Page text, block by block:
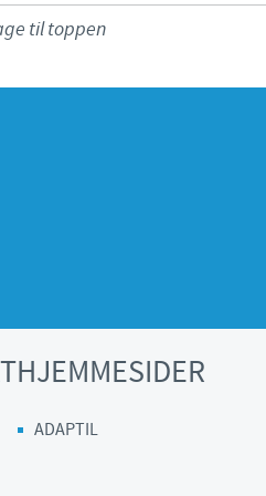
til toppen
ADAPTIL